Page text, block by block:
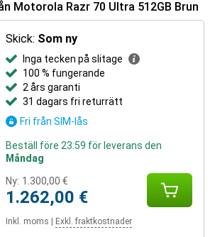
Med omvänd laddning kan du till
öronsnäckor eller andra tillbehör när du är
Brown levereras med bland annat en
manual och SIM-verktyg. Förpackningen
vilket gör uppackningen lite mer speciell.
Motorola Razr 70 Ultra 512GB Brun
Skick: Som ny
Inga tecken på slitage
100 % fungerande
2 års garanti
31 dagars fri returrätt
Fri från SIM-lås
Beställ före 23:59 för leverans den
Måndag
Ny: 1.300,00 €
1.262,00 €
Inkl. moms Exkl. fraktkostnader